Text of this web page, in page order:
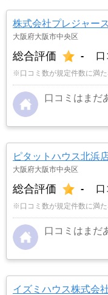
株式会社プレジャー
大阪府大阪市中央区
総合評価 - 口
※口コミ数が規定件数に満た
口コミはまだ
ピタットハウス北浜
大阪府大阪市中央区
総合評価 - 口
※口コミ数が規定件数に満た
口コミはまだ
イズミハウス株式会